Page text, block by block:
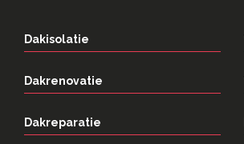
Dakisolatie
Dakrenovatie
Dakreparatie